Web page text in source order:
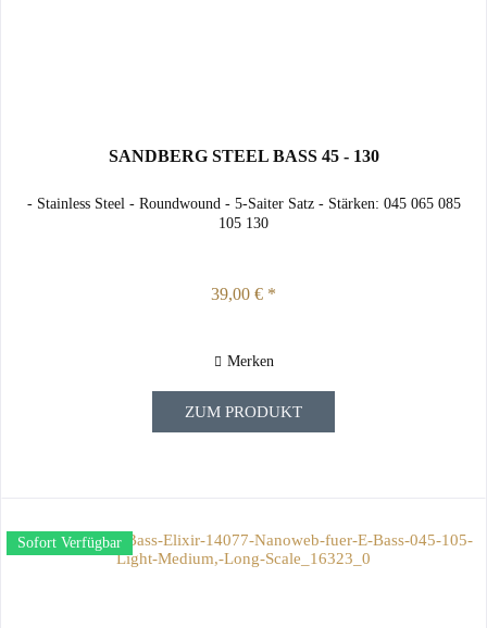
SANDBERG STEEL BASS 45 - 130
- Stainless Steel - Roundwound - 5-Saiter Satz - Stärken: 045 065 085
105 130
39,00 € *
Merken
ZUM PRODUKT
Sofort Verfügbar